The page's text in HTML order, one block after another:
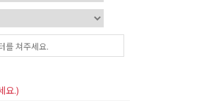
요.)